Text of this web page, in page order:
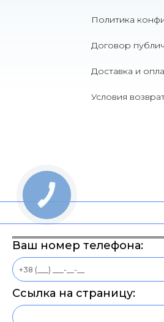
Политика
Договор
Доставка и
Условия
Ваш номер телефона:
Ссылка на страницу: